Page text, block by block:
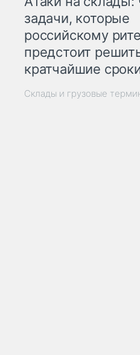
задачи, которые
российскому
предстоит
кратчайшие
Склады и грузовые